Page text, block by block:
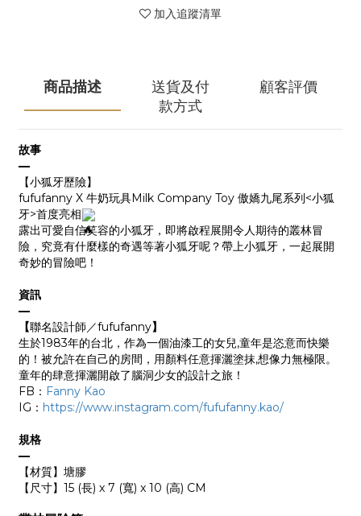
加入追蹤清單
商品描述
送貨及付
款方式
顧客評價
故事
—
【小狐牙歷險】
fufufanny X 牛奶玩具Milk Company Toy 傲嬌九尾系列<小狐
牙>首度亮相
露出可愛自信笑容的小狐牙，即將啟程展開令人期待的叢林冒
險，究竟有什麼樣的奇遇等著小狐牙呢？帶上小狐牙，一起展開
奇妙的冒險吧！
資訊
—
【聯名設計師／fufufanny】
生於1983年的台北，作為一個油漆工的女兒,童年是恣意而快樂
的！被允許在自己的房間，用顏料任意揮灑塗抹,想像力無極限。
童年的肆意揮灑開啟了腦洞少女的設計之旅！
FB： Fanny Kao
IG： https://www.instagram.com/fufufanny.kao/
規格
—
【材質】塘膠
【尺寸】15 (長) x 7 (寬) x 10 (高) CM